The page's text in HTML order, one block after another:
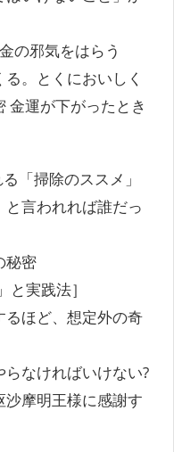
の邪気をはらう
。とくにおいしく
金運が下がったとき
「掃除のススメ」
と言われれば誰だっ
秘密
と実践法］
るほど、想定外の奇
らなければいけない?
沙摩明王様に感謝す